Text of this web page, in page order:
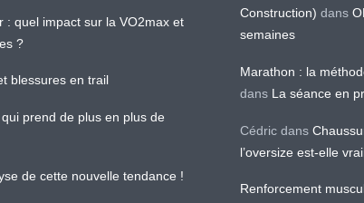
: quel impact sur la VO2max et
?
blessures en trail
prend de plus en plus de
de cette nouvelle tendance !
Construction) dans
semaines
Marathon : la
dans La séance en
Cédric dans
l’oversize est-elle
Renforcement